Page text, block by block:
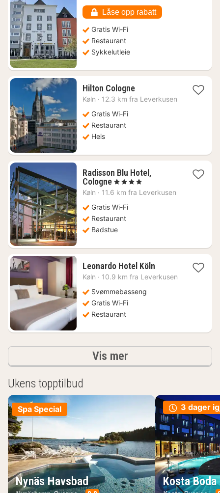
844
kr.
Låse opp rabatt
Gratis Wi-Fi
Restaurant
Sykkelutleie
Hilton Cologne1
natt
Køln · 12.3 km fra Leverkusen
Gratis Wi-Fi
Restaurant
Heis
Radisson Blu Hotel,
Cologne1
natt
1127
kr.
, 4 Stjerner
Køln · 11.6 km fra Leverkusen
Gratis Wi-Fi
Restaurant
Badstue
Leonardo Hotel Köln1
natt
Køln · 10.9 km fra Leverkusen
Svømmebasseng
Gratis Wi-Fi
Restaurant
Vis merResultater
Ukens topptilbud
Spa Special
Nynäs Havsbad
3 dager
Kosta